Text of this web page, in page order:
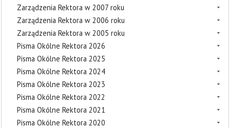
Zarządzenia Rektora w 2007 roku
Zarządzenia Rektora w 2006 roku
Zarządzenia Rektora w 2005 roku
Pisma Okólne Rektora 2026
Pisma Okólne Rektora 2025
Pisma Okólne Rektora 2024
Pisma Okólne Rektora 2023
Pisma Okólne Rektora 2022
Pisma Okólne Rektora 2021
Pisma Okólne Rektora 2020